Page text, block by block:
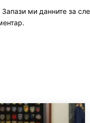
Запази ми данните за